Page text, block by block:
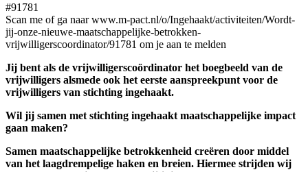
#91781
Scan me of ga naar www.m-pact.nl/o/Ingehaakt/activiteiten/Wordt-
jij-onze-nieuwe-maatschappelijke-betrokken-
vrijwilligerscoordinator/91781 om je aan te melden
Jij bent als de vrijwilligerscoördinator het boegbeeld van de
vrijwilligers alsmede ook het eerste aanspreekpunt voor de
vrijwilligers van stichting ingehaakt.
Wil jij samen met stichting ingehaakt maatschappelijke impact
gaan maken?
Samen maatschappelijke betrokkenheid creëren door middel
van het laagdrempelige haken en breien. Hiermee strijden wij